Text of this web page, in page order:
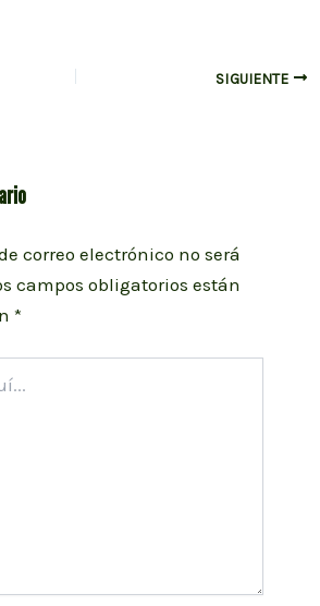
SIGUIENTE
correo electrónico no será
campos obligatorios están
*